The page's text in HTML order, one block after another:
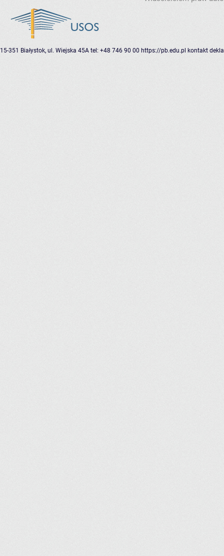
15-351 Białystok, ul. Wiejska 45A tel: +48 746 90 00 https://pb.edu.pl kontakt